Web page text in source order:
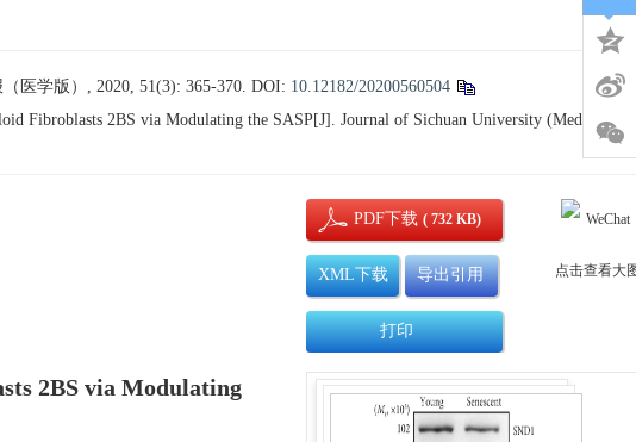
医学版）, 2020, 51(3): 365-370. DOI: 10.12182/20200560504
Fibroblasts 2BS via Modulating the SASP[J]. Journal of Sichuan University (Medical
2BS via Modulating
PDF下载( 732 KB)
XML下载 导出引用
打印
点击查看大